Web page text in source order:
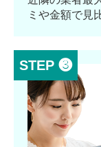
ミや金額で見
STEP ❸